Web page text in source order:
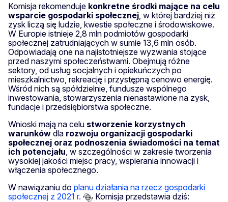
Komisja rekomenduje konkretne środki mające na celu
wsparcie gospodarki społecznej , w której bardziej niż
zysk liczą się ludzie, kwestie społeczne i środowiskowe.
W Europie istnieje 2,8 mln podmiotów gospodarki
społecznej zatrudniających w sumie 13,6 mln osób.
Odpowiadają one na najistotniejsze wyzwania stojące
przed naszymi społeczeństwami. Obejmują różne
sektory, od usług socjalnych i opiekuńczych po
mieszkalnictwo, rekreację i przystępną cenowo energię.
Wśród nich są spółdzielnie, fundusze wspólnego
inwestowania, stowarzyszenia nienastawione na zysk,
fundacje i przedsiębiorstwa społeczne.
Wnioski mają na celu stworzenie korzystnych
warunków dla rozwoju organizacji gospodarki
społecznej oraz podnoszenia świadomości na temat
ich potencjału , w szczególności w zakresie tworzenia
wysokiej jakości miejsc pracy, wspierania innowacji i
włączenia społecznego.
W nawiązaniu do planu działania na rzecz gospodarki
społecznej z 2021 r.
Komisja przedstawia dziś: